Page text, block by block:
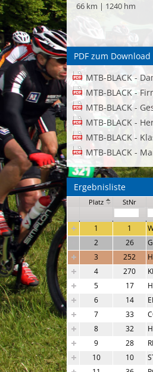
66 km | 1240 hm
PDF zum Download
MTB-BLACK -
MTB-BLACK -
MTB-BLACK -
MTB-BLACK -
MTB-BLACK -
MTB-BLACK -
Ergebnisliste
Platz
StNr
1 1
2
26
3
252
4
270
5
17
6
14
7
33
8
32
9
28
10
10